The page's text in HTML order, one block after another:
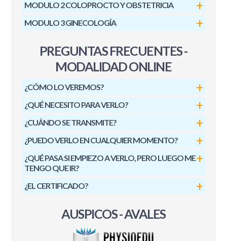
MODULO 2 COLOPROCTO Y OBSTETRICIA
MODULO 3 GINECOLOGÍA
PREGUNTAS FRECUENTES -
MODALIDAD ONLINE
¿CÓMO LO VEREMOS?
¿QUÉ NECESITO PARA VERLO?
¿CUÁNDO SE TRANSMITE?
¿PUEDO VERLO EN CUALQUIER MOMENTO?
¿QUÉ PASA SI EMPIEZO A VERLO, PERO LUEGO ME
TENGO QUE IR?
¿EL CERTIFICADO?
AUSPICOS - AVALES